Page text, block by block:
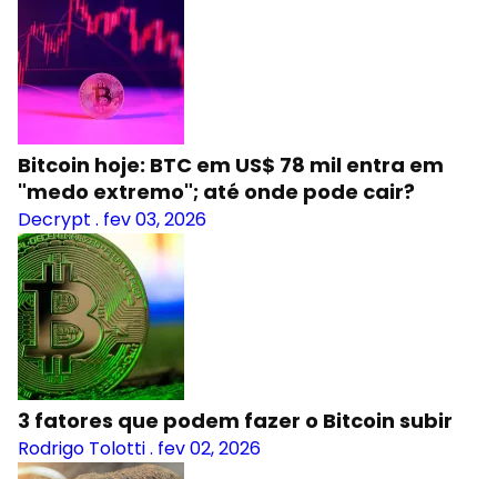
Bitcoin hoje: BTC em US$ 78 mil entra em
"medo extremo"; até onde pode cair?
Decrypt . fev 03, 2026
3 fatores que podem fazer o Bitcoin subir
Rodrigo Tolotti. fev 02, 2026